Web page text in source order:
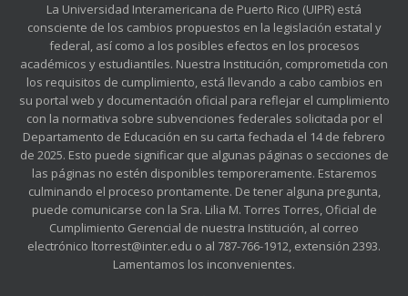
La Universidad Interamericana de Puerto Rico (UIPR) está
consciente de los cambios propuestos en la legislación estatal y
federal, así como a los posibles efectos en los procesos
académicos y estudiantiles. Nuestra Institución, comprometida con
los requisitos de cumplimiento, está llevando a cabo cambios en
su portal web y documentación oficial para reflejar el cumplimiento
con la normativa sobre subvenciones federales solicitada por el
Departamento de Educación en su carta fechada el 14 de febrero
de 2025. Esto puede significar que algunas páginas o secciones de
las páginas no estén disponibles temporeramente. Estaremos
culminando el proceso prontamente. De tener alguna pregunta,
puede comunicarse con la Sra. Lilia M. Torres Torres, Oficial de
Cumplimiento Gerencial de nuestra Institución, al correo
electrónico ltorrest@inter.edu o al 787-766-1912, extensión 2393.
Lamentamos los inconvenientes.